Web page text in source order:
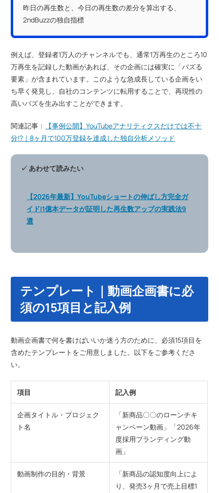
昨日の再生数と、今日の再生数の差分を算出する、
2ndBuzzの独自指標
例えば、登録者1万人のチャンネルでも、通常1万再生のところ10
万再生を記録した動画があれば、その企画には確実に「バズる
要素」が含まれています。このような急成長している企画をい
ち早く発見し、自社のコンテンツに転用することで、再現性の
高いバズを生み出すことができます。
関連記事：
【事例公開】YouTubeアナリティクスだけでは不十
分!?｜8ヶ月で100万登録を達成した独自分析メソッド
✓ あわせて読みたい
【2026年最新】YouTubeショートの伸ばし方完全ガ
イド|1億本データが証明した再生数アップの実践法9
選
テンプレート ｜動画企画書に必
須の15項目と記入例
動画企画書で何を書けばいいか迷う方のために、必須15項目を
含めたテンプレートをご用意しました。以下をご参考くださ
い。
項目 記入例
企画タイトル・プロジェク
ト名
「新商品〇〇のローンチキ
ャンペーン動画」「2026年
度採用ブランディング動
画」
動画制作の目的・背景
「新商品の認知度向上によ
り、発売3ヶ月で売上目標1